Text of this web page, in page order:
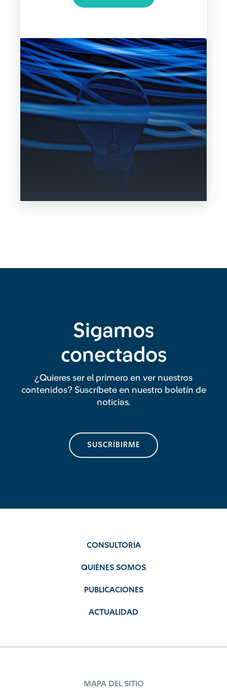
Sigamos
conectados
¿Quieres ser el primero en ver nuestros
contenidos? Suscríbete en nuestro boletín de
noticias.
SUSCRÍBIRME
CONSULTORÍA
QUIÉNES SOMOS
PUBLICACIONES
ACTUALIDAD
MAPA DEL SITIO